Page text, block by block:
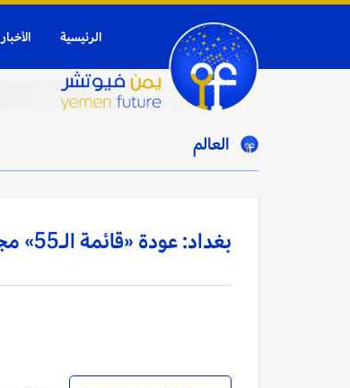
الرئيسية الأخبار
العالم
بغداد: عودة «قائمة الـ55» مجدداً إلى الواجهة بعد 20 عاماً على سقوط نظام صدام